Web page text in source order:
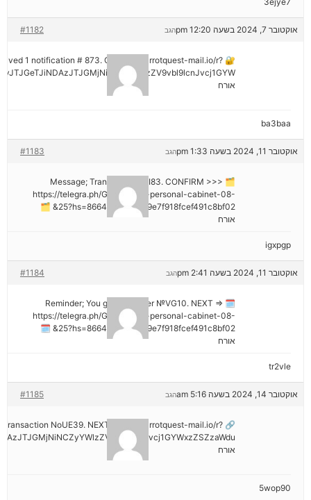
אוקטובר 7, 2024 בשעה 12:20 pm #1182 הגב
1 notification # 873. Go > out.carrotquest-mail.io/r?
אורח
ba3baa
אוקטובר 11, 2024 בשעה 1:33 pm #1183 הגב
🗂 Message; Transaction #KI83. CONFIRM >>>
https://telegra.ph/Go-to-your-personal-cabinet-08-
25?hs=8664c520642b9e7f918fcef491c8bf02& 🗂
אורח
igxpgp
אוקטובר 11, 2024 בשעה 2:41 pm #1184 הגב
🗓 Reminder; You got a transfer №VG10. NEXT =>
https://telegra.ph/Go-to-your-personal-cabinet-08-
25?hs=8664c520642b9e7f918fcef491c8bf02& 🗓
אורח
tr2vle
אוקטובר 14, 2024 בשעה 5:16 am #1185 הגב
Transaction NoUE39. NEXT >> out.carrotquest-mail.io/r?
אורח
5wop90